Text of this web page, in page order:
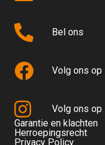
Bel ons
Volg ons op
Volg ons op
Garantie en klachten
Herroepingsrecht
Privacy Policy